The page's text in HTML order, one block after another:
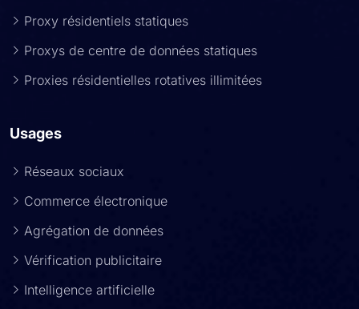
Proxy résidentiels statiques
Proxys de centre de données statiques
Proxies résidentielles rotatives illimitées
Usages
Réseaux sociaux
Commerce électronique
Agrégation de données
Vérification publicitaire
Intelligence artificielle